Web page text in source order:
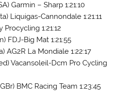
Garmin – Sharp 1:21:10
Liquigas-Cannondale 1:21:11
Procycling 1:21:12
FDJ-Big Mat 1:21:55
AG2R La Mondiale 1:22:17
Vacansoleil-Dcm Pro Cycling
BMC Racing Team 1:23:45